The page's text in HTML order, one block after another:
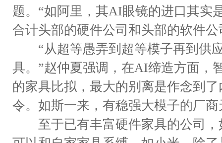
题。“如阿里，其AI眼镜的进口其实
合计头部的硬件公司和头部的软件公
“从超等愚弄到超等模子再到供
具。”赵仲夏强调，在AI缔造方面，
的家具比拟，最大的别离是作念到
令。如斯一来，有稳强大模子的厂
至于已有丰富硬件家具的公司，